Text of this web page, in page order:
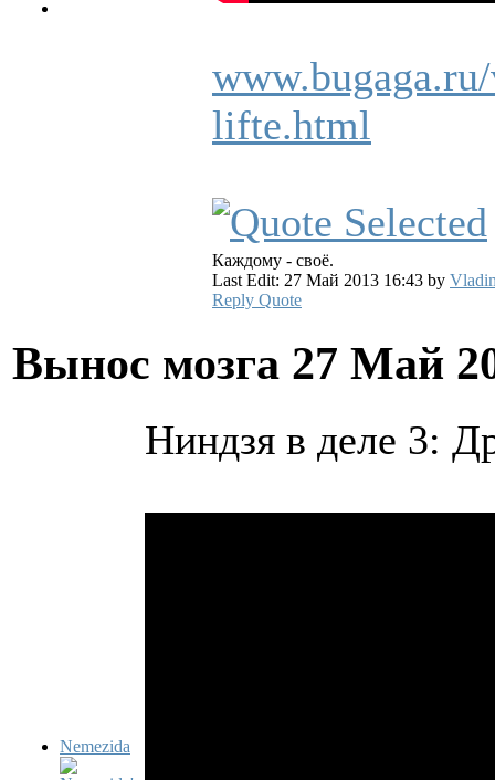
lifte.html
Каждому - своё.
Last Edit: 27 Май 2013 16:43 by
Reply Quote
Вынос мозга 27 Май
Nemezida
Ниндзя в деле 3: